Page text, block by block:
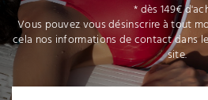
* dès 149€
Vous pouvez vous désinscrire à tout
cela nos informations de contact dans
site.